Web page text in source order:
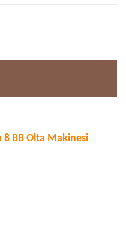
8 BB Olta Makinesi